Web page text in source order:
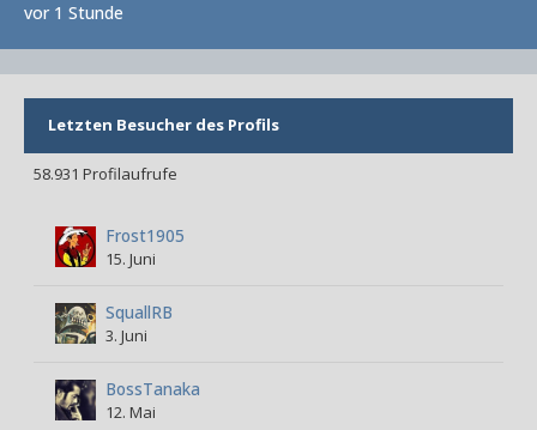
vor 1 Stunde
Letzten Besucher des Profils
58.931 Profilaufrufe
Frost1905
15. Juni
SquallRB
3. Juni
BossTanaka
12. Mai